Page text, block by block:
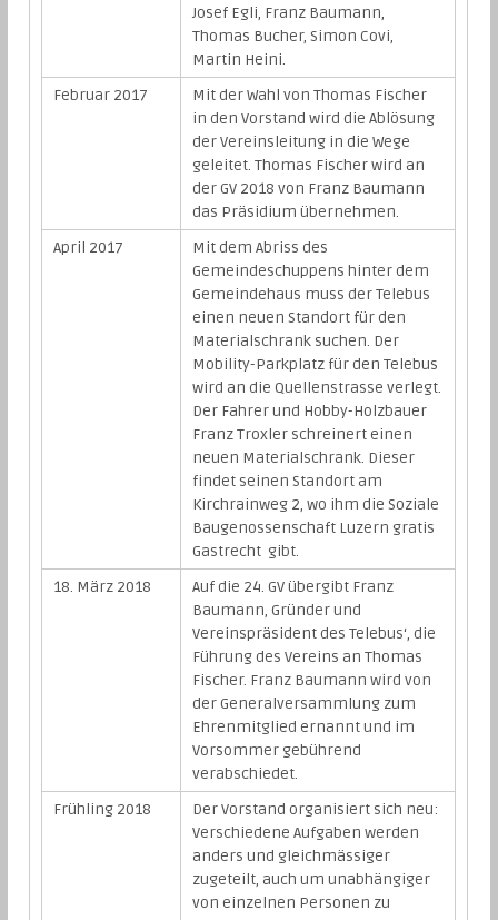
Josef Egli, Franz Baumann,
Thomas Bucher, Simon Covi,
Martin Heini.
Februar 2017
Mit der Wahl von Thomas Fischer
in den Vorstand wird die Ablösung
der Vereinsleitung in die Wege
geleitet. Thomas Fischer wird an
der GV 2018 von Franz Baumann
das Präsidium übernehmen.
April 2017
Mit dem Abriss des
Gemeindeschuppens hinter dem
Gemeindehaus muss der Telebus
einen neuen Standort für den
Materialschrank suchen. Der
Mobility-Parkplatz für den Telebus
wird an die Quellenstrasse verlegt.
Der Fahrer und Hobby-Holzbauer
Franz Troxler schreinert einen
neuen Materialschrank. Dieser
findet seinen Standort am
Kirchrainweg 2, wo ihm die Soziale
Baugenossenschaft Luzern gratis
Gastrecht gibt.
18. März 2018
Auf die 24. GV übergibt Franz
Baumann, Gründer und
Vereinspräsident des Telebus‘, die
Führung des Vereins an Thomas
Fischer. Franz Baumann wird von
der Generalversammlung zum
Ehrenmitglied ernannt und im
Vorsommer gebührend
verabschiedet.
Frühling 2018
Der Vorstand organisiert sich neu:
Verschiedene Aufgaben werden
anders und gleichmässiger
zugeteilt, auch um unabhängiger
von einzelnen Personen zu